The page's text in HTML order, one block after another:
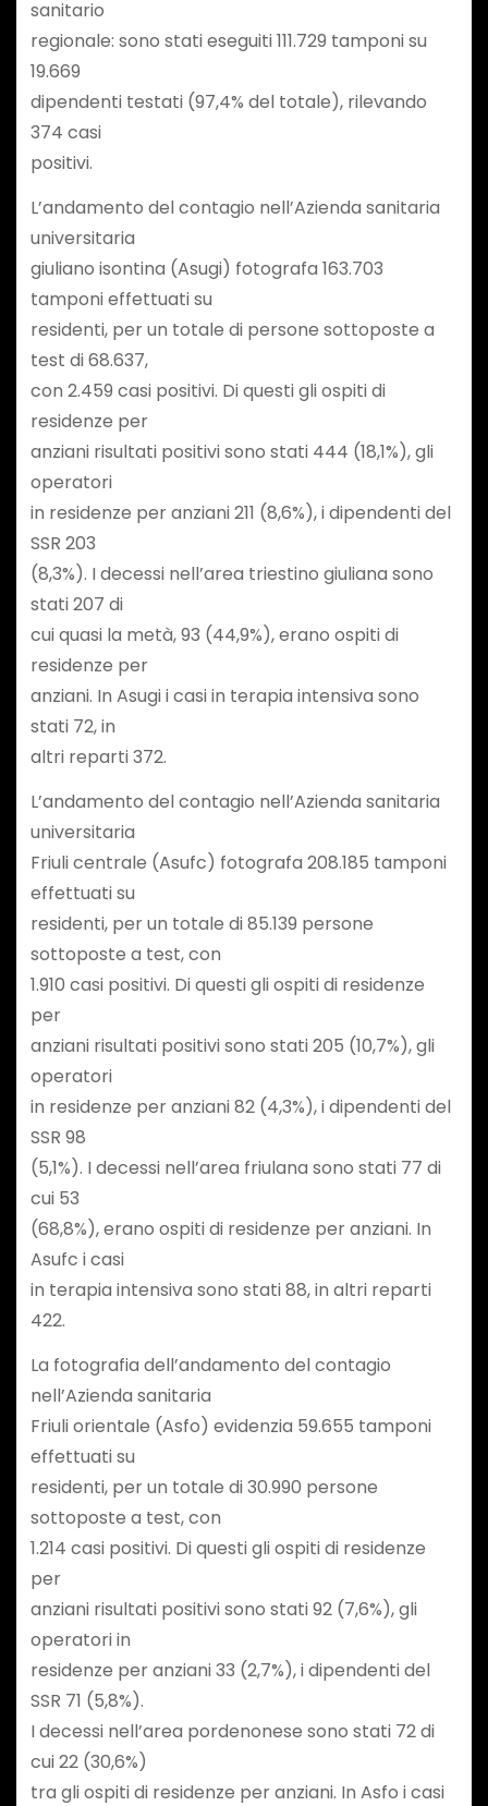
sanitario
regionale: sono stati eseguiti 111.729 tamponi su
19.669
dipendenti testati (97,4% del totale), rilevando
374 casi
positivi.
L’andamento del contagio nell’Azienda sanitaria
universitaria
giuliano isontina (Asugi) fotografa 163.703
tamponi effettuati su
residenti, per un totale di persone sottoposte a
test di 68.637,
con 2.459 casi positivi. Di questi gli ospiti di
residenze per
anziani risultati positivi sono stati 444 (18,1%), gli
operatori
in residenze per anziani 211 (8,6%), i dipendenti del
SSR 203
(8,3%). I decessi nell’area triestino giuliana sono
stati 207 di
cui quasi la metà, 93 (44,9%), erano ospiti di
residenze per
anziani. In Asugi i casi in terapia intensiva sono
stati 72, in
altri reparti 372.
L’andamento del contagio nell’Azienda sanitaria
universitaria
Friuli centrale (Asufc) fotografa 208.185 tamponi
effettuati su
residenti, per un totale di 85.139 persone
sottoposte a test, con
1.910 casi positivi. Di questi gli ospiti di residenze
per
anziani risultati positivi sono stati 205 (10,7%), gli
operatori
in residenze per anziani 82 (4,3%), i dipendenti del
SSR 98
(5,1%). I decessi nell’area friulana sono stati 77 di
cui 53
(68,8%), erano ospiti di residenze per anziani. In
Asufc i casi
in terapia intensiva sono stati 88, in altri reparti
422.
La fotografia dell’andamento del contagio
nell’Azienda sanitaria
Friuli orientale (Asfo) evidenzia 59.655 tamponi
effettuati su
residenti, per un totale di 30.990 persone
sottoposte a test, con
1.214 casi positivi. Di questi gli ospiti di residenze
per
anziani risultati positivi sono stati 92 (7,6%), gli
operatori in
residenze per anziani 33 (2,7%), i dipendenti del
SSR 71 (5,8%).
I decessi nell’area pordenonese sono stati 72 di
cui 22 (30,6%)
tra gli ospiti di residenze per anziani. In Asfo i casi